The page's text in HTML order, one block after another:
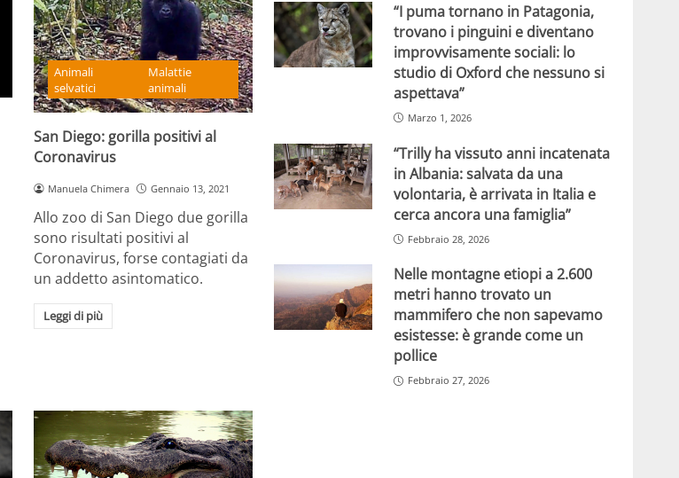
Animali
selvatici
Malattie
animali
San Diego: gorilla positivi al
Coronavirus
Manuela Chimera Gennaio 13, 2021
Allo zoo di San Diego due gorilla
sono risultati positivi al
Coronavirus, forse contagiati da
un addetto asintomatico.
Leggi di più
“I puma tornano in Patagonia,
trovano i pinguini e diventano
improvvisamente sociali: lo
studio di Oxford che nessuno si
aspettava”
Marzo 1, 2026
“Trilly ha vissuto anni incatenata
in Albania: salvata da una
volontaria, è arrivata in Italia e
cerca ancora una famiglia”
Febbraio 28, 2026
Nelle montagne etiopi a 2.600
metri hanno trovato un
mammifero che non sapevamo
esistesse: è grande come un
pollice
Febbraio 27, 2026